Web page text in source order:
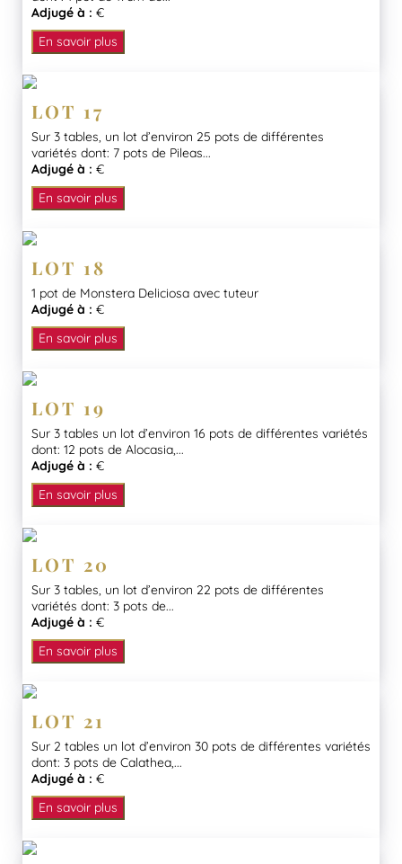
Adjugé à : €
En savoir plus
LOT 17
Sur 3 tables, un lot d’environ 25 pots de différentes
variétés dont: 7 pots de Pileas...
Adjugé à : €
En savoir plus
LOT 18
1 pot de Monstera Deliciosa avec tuteur
Adjugé à : €
En savoir plus
LOT 19
Sur 3 tables un lot d’environ 16 pots de différentes variétés
dont: 12 pots de Alocasia,...
Adjugé à : €
En savoir plus
LOT 20
Sur 3 tables, un lot d’environ 22 pots de différentes
variétés dont: 3 pots de...
Adjugé à : €
En savoir plus
LOT 21
Sur 2 tables un lot d’environ 30 pots de différentes variétés
dont: 3 pots de Calathea,...
Adjugé à : €
En savoir plus